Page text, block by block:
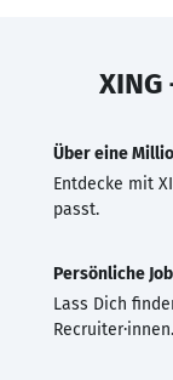
Über eine
Entdecke mit
passt.
Persönliche
Lass Dich
Recruiter·innen.